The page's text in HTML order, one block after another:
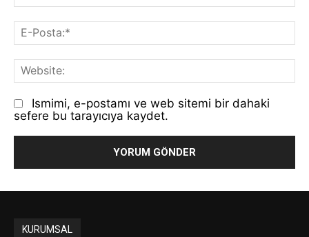
E-
Ismimi, e-postamı ve web sitemi bir dahaki
sefere bu tarayıcıya kaydet.
KURUMSAL